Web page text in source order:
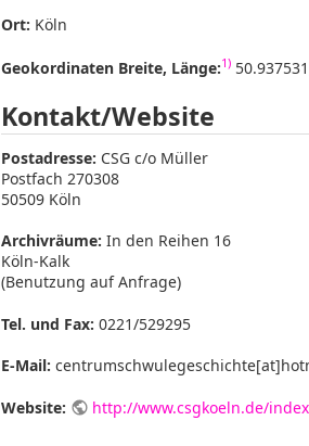
Ort: Köln
Geokordinaten Breite, Länge:1)
Kontakt/Website
Postadresse: CSG c/o Müller
Postfach 270308
50509 Köln
Archivräume: In den Reihen 16
Köln-Kalk
(Benutzung auf Anfrage)
Tel. und Fax: 0221/529295
E-Mail:
Website: http://www.csgkoeln.de/